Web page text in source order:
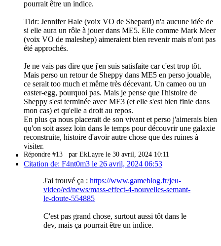
pourrait être un indice.
Tldr: Jennifer Hale (voix VO de Shepard) n'a aucune idée de
si elle aura un rôle à jouer dans ME5. Elle comme Mark Meer
(voix VO de maleshep) aimeraient bien revenir mais n'ont pas
été approchés.
Je ne vais pas dire que j'en suis satisfaite car c'est trop tôt.
Mais perso un retour de Sheppy dans ME5 en perso jouable,
ce serait too much et même très décevant. Un cameo ou un
easter-egg, pourquoi pas. Mais je pense que l'histoire de
Sheppy s'est terminée avec ME3 (et elle s'est bien finie dans
mon cas) et qu'elle a droit au repos.
En plus ça nous placerait de son vivant et perso j'aimerais bien
qu'on soit assez loin dans le temps pour découvrir une galaxie
reconstruite, histoire d'avoir autre chose que des ruines à
visiter.
Répondre #13 par EkLayre le 30 avril, 2024 10:11
Citation de: F4nt0m3 le 26 avril, 2024 06:53
J'ai trouvé ça : https://www.gameblog.fr/jeu-
video/ed/news/mass-effect-4-nouvelles-semant-
le-doute-554885
C'est pas grand chose, surtout aussi tôt dans le
dev, mais ça pourrait être un indice.